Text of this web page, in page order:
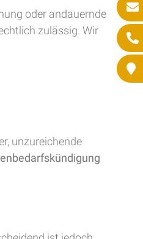
oder andauernde
zulässig. Wir
unzureichende